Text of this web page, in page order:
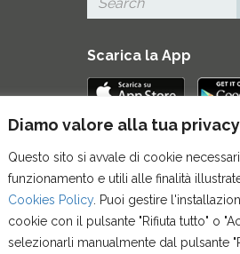
Diamo valore alla tua privacy
Questo sito si avvale di cookie
funzionamento e utili alle finalità
Cookies Policy. Puoi gestire
cookie con il pulsante "Rifiuta tutto" o
selezionarli manualmente dal pulsante
Scarica la App
sito|Credits|Privacy e
Archivio News|